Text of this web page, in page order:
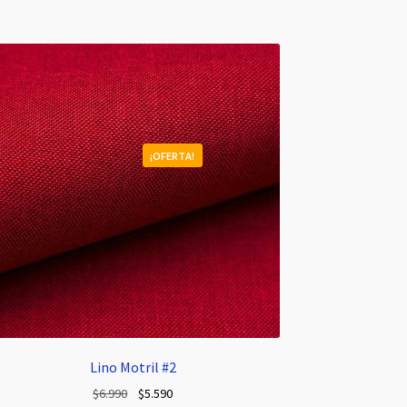
Lino Motril #2
¡OFERTA!
$6.990
El$5.590El